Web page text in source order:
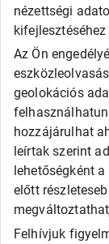
nézettségi
Az Ön
geolokációs
hozzájárulhat
leírtak szerint
lehetőségként
előtt
Felhívjuk
Fortune
General
Goodride
Kingstar
Laufenn
LEAO
Matador
Roadx
Rovelo
Runway
Sailun
SECURITY
Taurus